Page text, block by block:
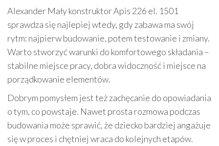
Alexander Mały konstruktor Apis 226 el. 1501
sprawdza się najlepiej wtedy, gdy zabawa ma swój
rytm: najpierw budowanie, potem testowanie i zmiany.
Warto stworzyć warunki do komfortowego składania –
stabilne miejsce pracy, dobra widoczność i miejsce na
porządkowanie elementów.
Dobrym pomysłem jest też zachęcanie do opowiadania
o tym, co powstaje. Nawet prosta rozmowa podczas
budowania może sprawić, że dziecko bardziej angażuje
się w proces i chętniej wraca do kolejnych etapów.